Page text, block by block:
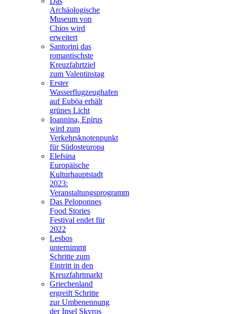
Archäologische
Museum von
Chios wird
erweitert
Santorini das
romantischste
Kreuzfahrtziel
zum Valentinstag
Erster
Wasserflugzeughafen
auf Euböa erhält
grünes Licht
Ioannina, Epirus
wird zum
Verkehrsknotenpunkt
für Südosteuropa
Elefsina
Europäische
Kulturhauptstadt
2023:
Veranstaltungsprogramm
Das Peloponnes
Food Stories
Festival endet für
2022
Lesbos
unternimmt
Schritte zum
Eintritt in den
Kreuzfahrtmarkt
Griechenland
ergreift Schritte
zur Umbenennung
der Insel Skyros